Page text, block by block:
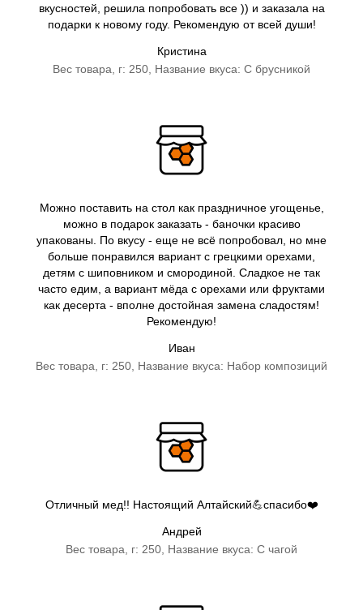
вкусностей, решила попробовать все )) и заказала на
подарки к новому году. Рекомендую от всей души!
Кристина
Вес товара, г: 250, Название вкуса: С брусникой
Можно поставить на стол как праздничное угощенье,
можно в подарок заказать - баночки красиво
упакованы. По вкусу - еще не всё попробовал, но мне
больше понравился вариант с грецкими орехами,
детям с шиповником и смородиной. Сладкое не так
часто едим, а вариант мёда с орехами или фруктами
как десерта - вполне достойная замена сладостям!
Рекомендую!
Иван
Вес товара, г: 250, Название вкуса: Набор композиций
Отличный мед!! Настоящий Алтайский💪спасибо❤️
Андрей
Вес товара, г: 250, Название вкуса: С чагой